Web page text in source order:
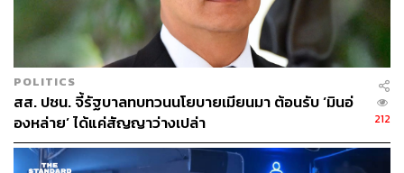
109
ABOUT THE AUTHOR
THE STANDARD TEAM
กองบรรณาธิการ THE STANDARD
POLITICS
สส. ปชน. จี้รัฐบาลทบทวนนโยบายเมียนมา ต้อนรับ ‘มินอ่
องหล่าย’ ได้แค่สัญญาว่างเปล่า
212